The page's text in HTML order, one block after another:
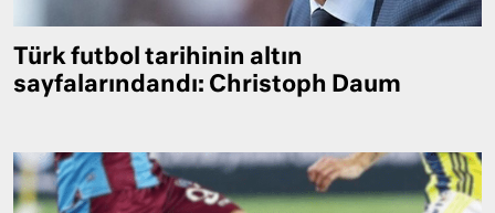
Türk futbol tarihinin altın
sayfalarındandı: Christoph Daum